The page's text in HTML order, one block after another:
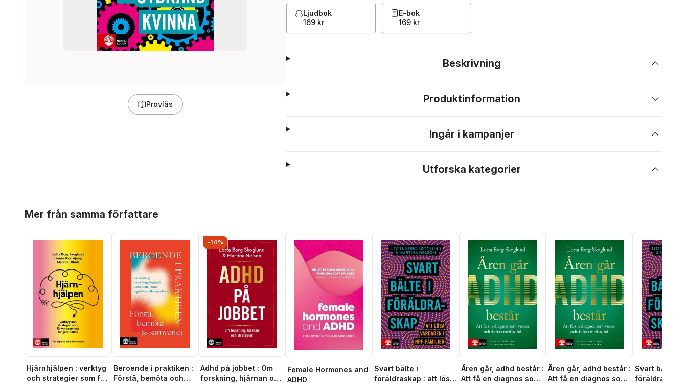
Provläs
Ljudbok
169 kr
E-bok
169 kr
Beskrivning
Produktinformation
Ingår i kampanjer
Utforska kategorier
Mer från samma författare
Hjärnhjälpen : verktyg
och strategier som får
Beroende i praktiken :
Förstå, bemöta och
-14%
Adhd på jobbet : Om
forskning, hjärnan och
Female Hormones and
ADHD
Svart bälte i
föräldraskap : att lösa
Åren går, adhd består :
Att få en diagnos som
Åren går, adhd består :
Att få en diagnos som
Svart bälte i
föräldraskap